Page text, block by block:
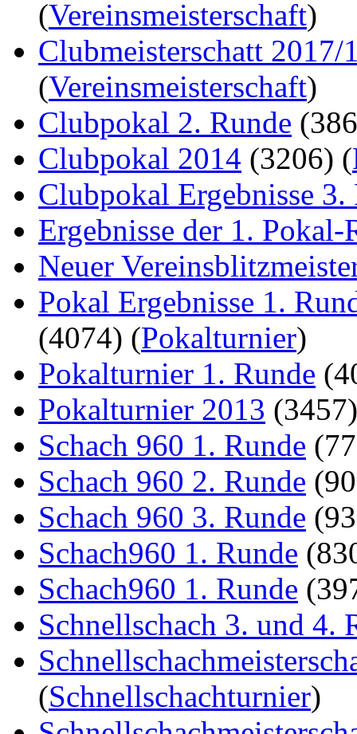
(Vereinsmeisterschaft)
Clubmeisterschatt 2017/
(Vereinsmeisterschaft)
Clubpokal 2. Runde
Clubpokal 2014 (3206) (
Clubpokal Ergebnisse 3.
Ergebnisse der 1. Pokal-
Neuer
Pokal Ergebnisse 1.
(4074) (Pokalturnier)
Pokalturnier 1. Runde
Pokalturnier 2013
Schach 960 1. Runde
Schach 960 2. Runde
Schach 960 3. Runde
Schach960 1. Runde
Schach960 1. Runde
Schnellschach 3. und 4.
(Schnellschachturnier)